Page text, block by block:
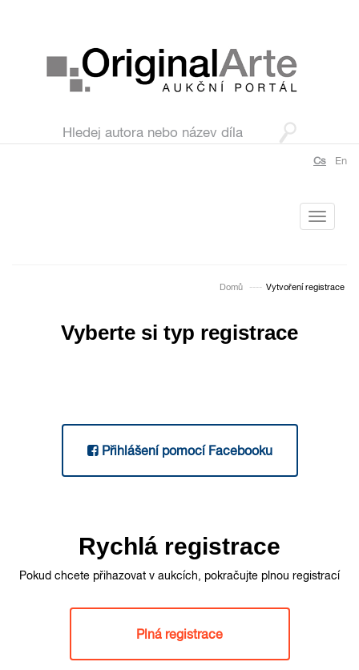
Cs En
Toggle
Domů Vytvoření registrace
Vyberte si typ registrace
Přihlášení pomocí Facebooku
Rychlá registrace
Pokud chcete přihazovat v aukcích, pokračujte plnou registrací
Plná registrace